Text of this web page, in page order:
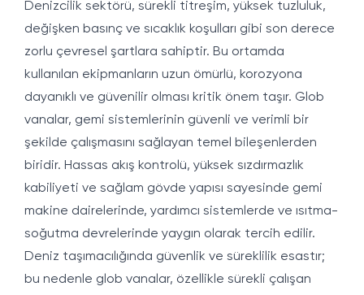
Denizcilik sektörü, sürekli titreşim, yüksek tuzluluk,
değişken basınç ve sıcaklık koşulları gibi son derece
zorlu çevresel şartlara sahiptir. Bu ortamda
kullanılan ekipmanların uzun ömürlü, korozyona
dayanıklı ve güvenilir olması kritik önem taşır. Glob
vanalar, gemi sistemlerinin güvenli ve verimli bir
şekilde çalışmasını sağlayan temel bileşenlerden
biridir. Hassas akış kontrolü, yüksek sızdırmazlık
kabiliyeti ve sağlam gövde yapısı sayesinde gemi
makine dairelerinde, yardımcı sistemlerde ve ısıtma-
soğutma devrelerinde yaygın olarak tercih edilir.
Deniz taşımacılığında güvenlik ve süreklilik esastır;
bu nedenle glob vanalar, özellikle sürekli çalışan